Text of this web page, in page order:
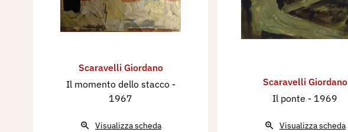
Scaravelli Giordano
Il momento dello stacco -
1967
Visualizza scheda
Scaravelli Giordano
Il ponte - 1969
Visualizza scheda